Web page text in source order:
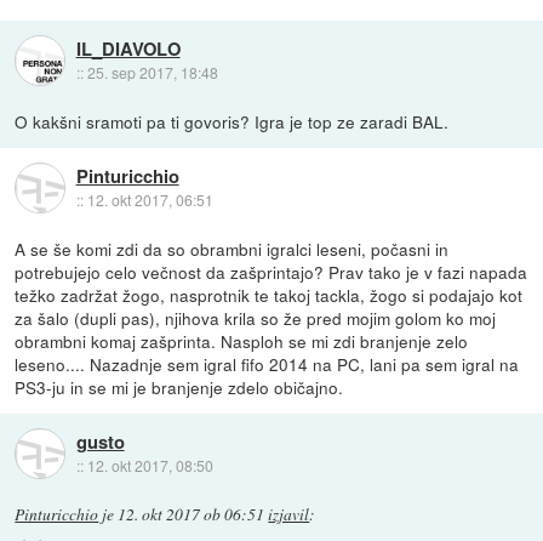
IL_DIAVOLO
::25. sep 2017, 18:48
O kakšni sramoti pa ti govoris? Igra je top ze zaradi BAL.
Pinturicchio
:: 12. okt 2017, 06:51
A se še komi zdi da so obrambni igralci leseni, počasni in
potrebujejo celo večnost da zašprintajo? Prav tako je v fazi napada
težko zadržat žogo, nasprotnik te takoj tackla, žogo si podajajo kot
za šalo (dupli pas), njihova krila so že pred mojim golom ko moj
obrambni komaj zašprinta. Nasploh se mi zdi branjenje zelo
leseno.... Nazadnje sem igral fifo 2014 na PC, lani pa sem igral na
PS3-ju in se mi je branjenje zdelo običajno.
gusto
:: 12. okt 2017, 08:50
Pinturicchio je 12. okt 2017 ob 06:51 izjavil: